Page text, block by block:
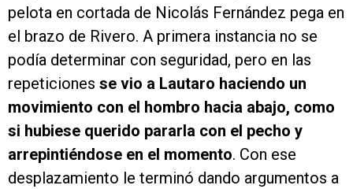
pelota en cortada de Nicolás Fernández pega en
el brazo de Rivero. A primera instancia no se
podía determinar con seguridad, pero en las
repeticiones se vio a Lautaro haciendo un
movimiento con el hombro hacia abajo, como
si hubiese querido pararla con el pecho y
arrepintiéndose en el momento. Con ese
desplazamiento le terminó dando argumentos a